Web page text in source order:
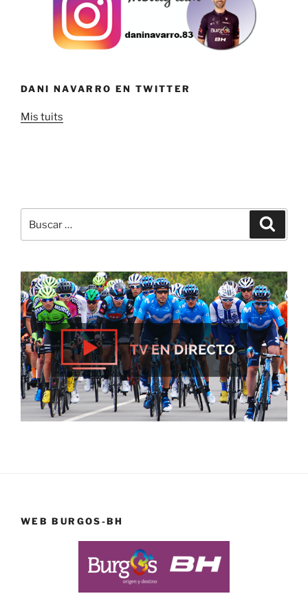
DANI NAVARRO EN TWITTER
Mis tuits
por:
WEB BURGOS-BH